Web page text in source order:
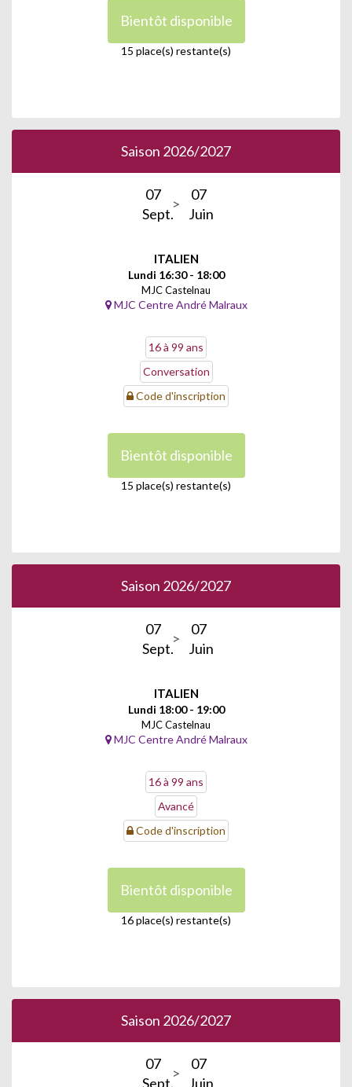
Bientôt disponible
15 place(s) restante(s)
Saison 2026/2027
07
Sept.
07
Juin
ITALIEN
Lundi 16:30 - 18:00
MJC Castelnau
MJC Centre André Malraux
16 à 99 ans
Conversation
Code d'inscription
Bientôt disponible
15 place(s) restante(s)
Saison 2026/2027
07
Sept.
07
Juin
ITALIEN
Lundi 18:00 - 19:00
MJC Castelnau
MJC Centre André Malraux
16 à 99 ans
Avancé
Code d'inscription
Bientôt disponible
16 place(s) restante(s)
Saison 2026/2027
07
Sept.
07
Juin